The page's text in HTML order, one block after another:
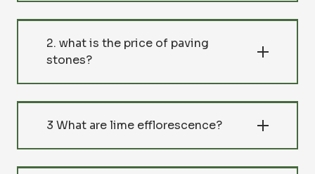
2. what is the price of paving
stones?
3 What are lime efflorescence?